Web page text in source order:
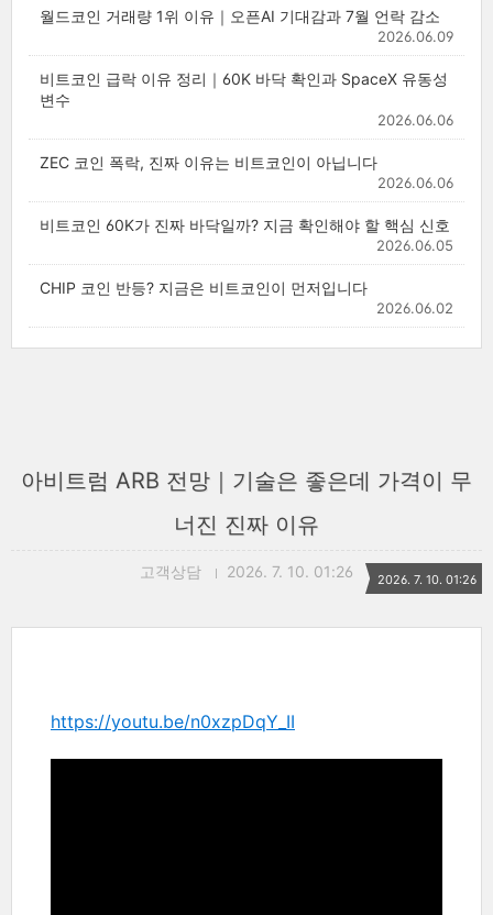
월드코인 거래량 1위 이유｜오픈AI 기대감과 7월 언락 감소
2026.06.09
비트코인 급락 이유 정리｜60K 바닥 확인과 SpaceX 유동성
변수
2026.06.06
ZEC 코인 폭락, 진짜 이유는 비트코인이 아닙니다
2026.06.06
비트코인 60K가 진짜 바닥일까? 지금 확인해야 할 핵심 신호
2026.06.05
CHIP 코인 반등? 지금은 비트코인이 먼저입니다
2026.06.02
아비트럼 ARB 전망｜기술은 좋은데 가격이 무
너진 진짜 이유
고객상담 2026. 7. 10. 01:26 2026. 7. 10. 01:26
https://youtu.be/n0xzpDqY_II